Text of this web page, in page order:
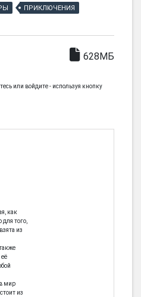
ПРИКЛЮЧЕНИЯ
628МБ
или войдите - используя кнопку
как
для того,
из
мир
из